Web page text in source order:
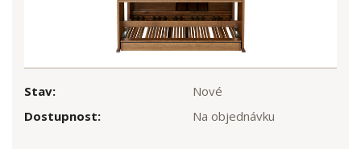
Stav:
Nové
Dostupnost:
Na objednávku